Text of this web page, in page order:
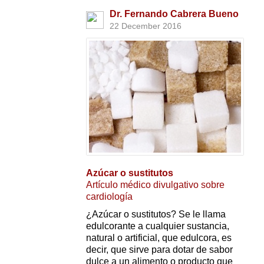
Dr. Fernando Cabrera Bueno
22 December 2016
Azúcar o sustitutos
Artículo médico divulgativo sobre
cardiología
¿Azúcar o sustitutos? Se le llama
edulcorante a cualquier sustancia,
natural o artificial, que edulcora, es
decir, que sirve para dotar de sabor
dulce a un alimento o producto que